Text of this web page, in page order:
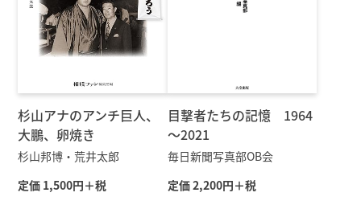
杉山アナのアンチ巨人、
大鵬、卵焼き
杉山邦博・荒井太郎
定価 1,500円＋税
目撃者たちの記憶 1964
～2021
毎日新聞写真部OB会
定価 2,200円＋税